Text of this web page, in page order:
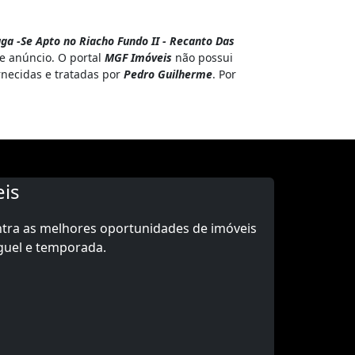
-Se Apto no Riacho Fundo II - Recanto Das
anúncio. O portal MGF Imóveis não possui
e tratadas por Pedro Guilherme. Por
as melhores oportunidades de imóveis
e temporada.